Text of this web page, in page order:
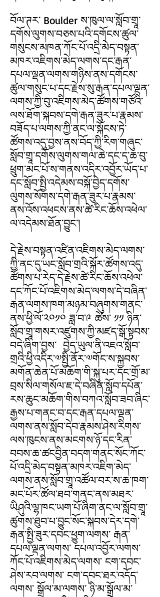
བོལ་ཊར་ Boulder ས་ཁུལ་ལ་སློབ་གྲཱ་
དགོས་ལུགས་བཅས་པའི་དགོངས་ཚུལ་
གསུངས་མཁན་ཀོང་པོ་འདྲི་མེད་བསྟན་
མཁར་འཇིགས་མེད་ལགས་དང་རྒན་
དཔལ་ལྡན་ལགས་གཉིས་ནས་དགོངས་
ཚུལ་གསུང་པ་དང་རྗེས་སུ་རྒན་དཔལ་ལྡན་
ལགས་ཀྱི་བུ་འཇིགས་མེད་ཚོགས་གཙོའི་
ལས་ཐོག་སྐབས་དགེ་རྒན་ཟུར་པ་རྣམས་
བཟོད་པ་ལགས་ཀྱི་ནང་ལ་སྐོངས་ཏེ་
ཚོགས་འདུ་བྱས་ནས་བོད་ཀྱི་རིག་གཞུང་
སློབ་གྲཱ་དགོས་ལུགས་གལ་ཆེ་དང་ད་ཆ་བུ་
ཕྲུག་མང་པོ་ས་གནས་འདིར་འབྱོར་ཡོད་པ་
དང་སློབ་སྤྱི་འདེམས་བསྐོ་བྱེད་དགོས་
ལུགས་སོགས་དགེ་རྒན་ཟུར་པ་རྣམས་
ནས་འོས་འཕངས་ནས་ཚེ་རིང་ཆོས་འཕེལ་
ལ་འདེམས་ཐོན་བྱུང་།
དེ་རྗེས་བསྟན་འཛིན་འཇིགས་མེད་ལགས་
ཀྱི་ནང་དུ་ཡང་སློབ་གྲའི་སྐོར་ཚོགས་འདུ་
ཚོགས་པ་རེད་དེ་རྗེས་ཚེ་རིང་ཆོས་འཕེལ་
དང་ཀོང་པོ་འཇིགས་མེད་ལགས་དེ་བཞིན་
རྒན་ལགས་ཁག་མཉམ་བཞུགས་གནང་
ནས་ཕྱི་ལོ་༢༠༡༠ ཟླ་བ་༩ ཚེས་ ༡༡ ཉིན་
སློབ་གྲཱ་གསར་འཛུགས་ཀྱི་མཛད་སྒོ་སྟབས་
བདེ་ཞིག་བྱས་ བྱེད་ཡུལ་ནི་འཇའ་སློབ་
གྲའི་ཕྱི་འདིར་༧སྤྱི་ནོར་༧གོང་ས་སྐྱབས་
མགོན་ཆེན་པོ་མཆོག་གི་སྐུ་པར་དང་གྲོ་མ་
བྲས་སིལ་གསོལ་ཇ་དེ་བཞིན་སློབ་དཔོན་
རས་ཆུང་མཆོག་གིས་བཀའ་སློབ་ཟབ་ཞིང་
རྒྱས་པ་གནང་བ་དང་རྒན་དཔལ་ལྡན་
ལགས་ནས་སློབ་དེབ་རྣམས་ཤེས་རིགས་
ལས་ཁུངས་ནས་མངགས་ཉོ་དང་རིན་
བབས་ཆ་ཚངབྱིན་བདག་གནང་སོང་ཀོང་
པོ་འདྲི་མེད་བསྟན་མཁར་འཇིག་མེད་
ལགས་ནས་སློབ་གྲཱ་འཚོལ་བར་ས་ཆ་ཁག་
མང་པོར་ཚོལ་ཐབ་གནང་ནས་མཐར་
ཡིཤུའི་ལྷ་ཁང་ཡག་པོ་ཞིག་ནང་ལ་སློབ་གྲཱ་
ཚུགས་ཐུབ་པ་བྱུང་སོང་སྐབས་དེར་དགེ་
རྒན་སྤྱི་ཟུར་དབང་ཕྱུག་ལགས་ རྒན་
དཔལ་ལྡན་ལགས་ དཔལ་འབྱོར་ལགས་
ཀོང་པོ་འཇིགས་མེད་ལགས་ ངག་དབང་
ཤེས་རབ་ལགས་ ངག་དབང་ཐར་འདོད་
ལགས་ སྒྲོལ་མ་ལགས་ ཉི་མ་སྒྲོལ་མ་